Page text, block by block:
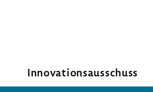
Inno­va­ti­ons­aus­schuss